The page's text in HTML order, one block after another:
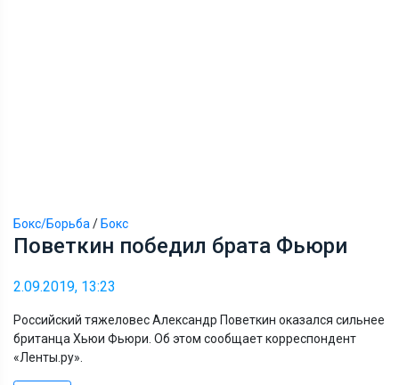
Бокс/Борьба / Бокс
Поветкин победил брата Фьюри
2.09.2019, 13:23
Российский тяжеловес Александр Поветкин оказался сильнее
британца Хьюи Фьюри. Об этом сообщает корреспондент
«Ленты.ру».